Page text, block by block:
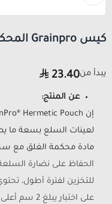
كيس Grainpro المحكمة - جرام 500
يبدأ من23.40
عن المنتج:
مادة محكمة الغلق مع
الحفاظ على نضارة
على اختبار يبلغ 2 سم أعلى